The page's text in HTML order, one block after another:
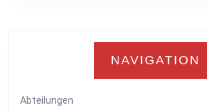
NAVIGATION
Abteilungen